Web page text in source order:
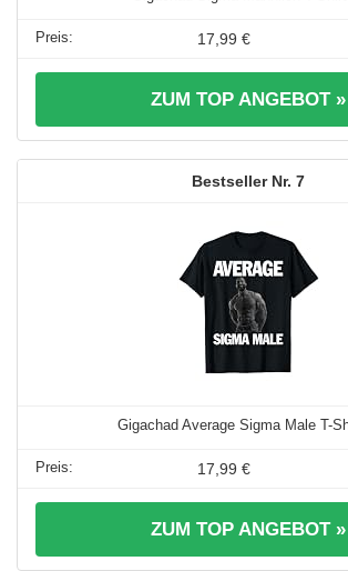
17,99 €
ZUM TOP ANGEBOT »
7
Gigachad Average Sigma Male T-
17,99 €
ZUM TOP ANGEBOT »